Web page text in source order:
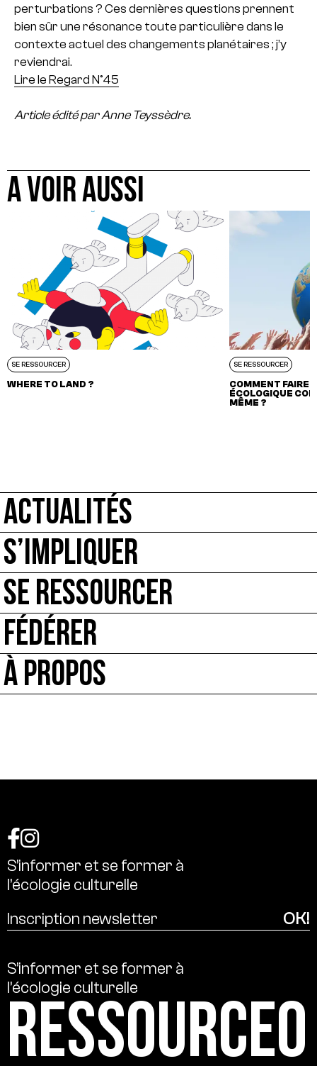
perturbations ? Ces dernières questions prennent
bien sûr une résonance toute particulière dans le
contexte actuel des changements planétaires ; j’y
reviendrai.
Lire le Regard N°45
Article édité par Anne Teyssèdre.
A VOIR AUSSI
SE RESSOURCER
WHERE TO LAND ?
SE RESSOURCER
COMMENT FAIRE
ÉCOLOGIQUE
MÊME ?
ACTUALITÉS
S’IMPLIQUER
SE RESSOURCER
FÉDÉRER
À PROPOS
S’informer et se former à
l’écologie culturelle
S’informer et se former à
l’écologie culturelle
Ressource0